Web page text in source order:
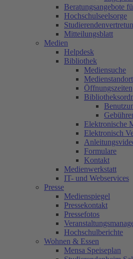
Beratungsangebote
Hochschulseelsorge
Mitteilungsblatt
Medien
Helpdesk
Bibliothek
Mediensuche
Öffnungszeiten
Elektronische
Elektronisch
Formulare
Kontakt
Medienwerkstatt
IT- und Webservices
Presse
Medienspiegel
Pressekontakt
Pressefotos
Hochschulberichte
Wohnen & Essen
Mensa Speiseplan